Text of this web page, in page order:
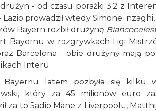
drużyn - od czasu porażki 3:2 z
Lazio prowadził wtedy Simone
Bayern rozbił drużynę
Bayernu w rozgrywkach Ligi
Barcelona - obie drużyny mają
Interu.
Bayernu latem pozbyła się kilku
który za 45 milionów euro
za to Sadio Mane z Liverpoolu,